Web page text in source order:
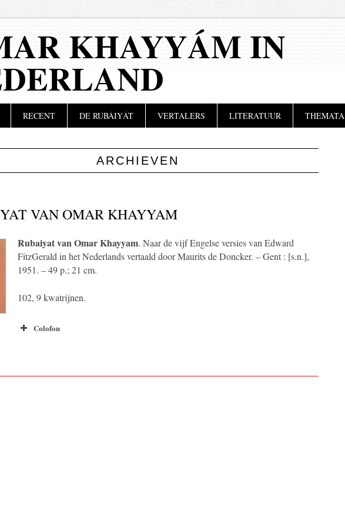
KHAYYÁM IN
RECENT DE RUBÁIYÁT VERTALERS LITERATUUR THEMATA
ARCHIEVEN
VAN OMAR KHAYYAM
Rubaiyat van Omar Khayyam. Naar de vijf Engelse versies van Edward
FitzGerald in het Nederlands vertaald door Maurits de Doncker. – Gent : [s.n.],
1951. – 49 p.; 21 cm.
102, 9 kwatrijnen.
Colofon